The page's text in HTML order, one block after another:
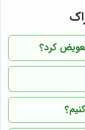
کرد؟